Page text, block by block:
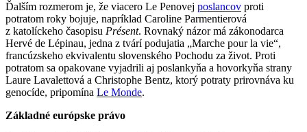
Ďalším rozmerom je, že viacero Le Penovej poslancov proti
potratom roky bojuje, napríklad Caroline Parmentierová
z katolíckeho časopisu Présent. Rovnaký názor má zákonodarca
Hervé de Lépinau, jedna z tvárí podujatia „Marche pour la vie“,
francúzskeho ekvivalentu slovenského Pochodu za život. Proti
potratom sa opakovane vyjadrili aj poslankyňa a hovorkyňa strany
Laure Lavalettová a Christophe Bentz, ktorý potraty prirovnáva ku
genocíde, pripomína Le Monde.
Základné európske právo